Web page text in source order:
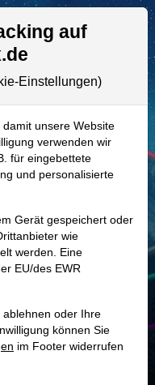
Aktien- und Artikelsuche
5,80 Mrd. USD
3,02 Mrd. USD
auf
Einstellungen)
unsere Website
verwenden wir
für eingebettete
und personalisierte
Gerät gespeichert oder
wie
werden. Eine
EU/des EWR
oder Ihre
können Sie
im Footer widerrufen